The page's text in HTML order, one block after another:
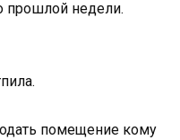
прошлой недели.
помещение кому